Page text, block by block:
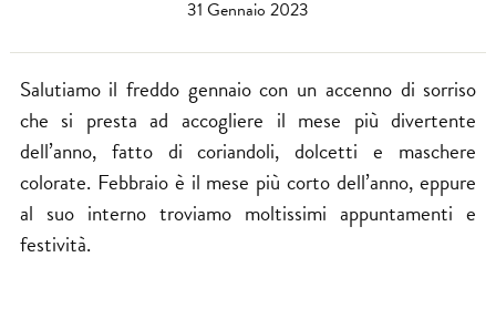
31 Gennaio 2023
Salutiamo il freddo gennaio con un accenno di sorriso
che si presta ad accogliere il mese più divertente
dell’anno, fatto di coriandoli, dolcetti e maschere
colorate. Febbraio è il mese più corto dell’anno, eppure
al suo interno troviamo moltissimi appuntamenti e
festività.